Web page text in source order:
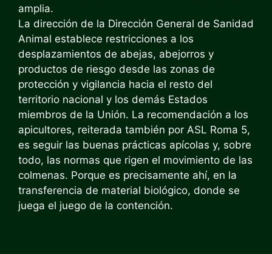
amplia.
La dirección de la Dirección General de Sanidad
Animal establece restricciones a los
desplazamientos de abejas, abejorros y
productos de riesgo desde las zonas de
protección y vigilancia hacia el resto del
territorio nacional y los demás Estados
miembros de la Unión. La recomendación a los
apicultores, reiterada también por ASL Roma 5,
es seguir las buenas prácticas apícolas y, sobre
todo, las normas que rigen el movimiento de las
colmenas. Porque es precisamente ahí, en la
transferencia de material biológico, donde se
juega el juego de la contención.